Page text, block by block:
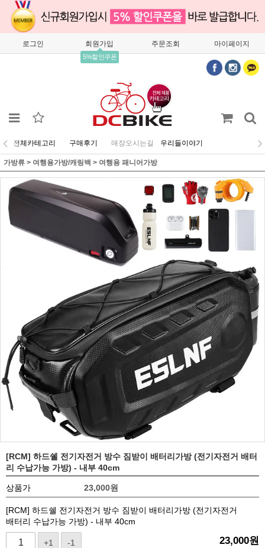
로그인 회원가입
5%할인쿠폰
주문조회 마이페이지
전체카테고리 구매후기 매장오시는길 우리들이야기
가방류 > 여행용가방/캐링백 > 여행용 패니어가방
[RCM] 하드쉘 전기자전거 방수 짐받이 배터리가방 (전기자전거 배터
리 수납가능 가방) - 내부 40cm
상품가 23,000원
[RCM] 하드쉘 전기자전거 방수 짐받이 배터리가방 (전기자전거
배터리 수납가능 가방) - 내부 40cm
+1 -1 23,000원